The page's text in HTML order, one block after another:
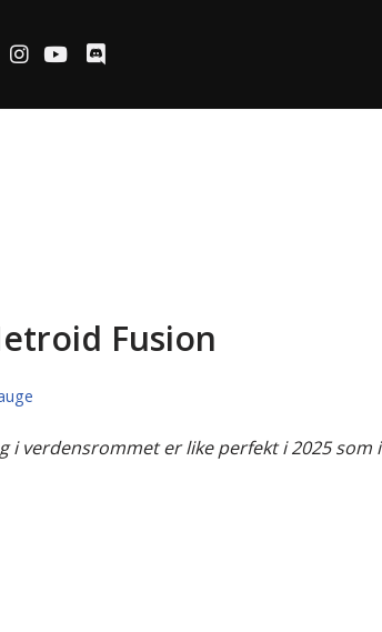
Fusion
i verdensrommet er like perfekt i 2025 som i